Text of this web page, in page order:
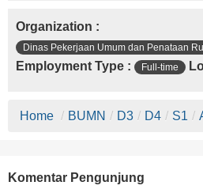
Organization :
Dinas Pekerjaan Umum dan Penataan
Employment Type : Full-time
Home / BUMN / D3 / D4 / S1 /
Komentar Pengunjung